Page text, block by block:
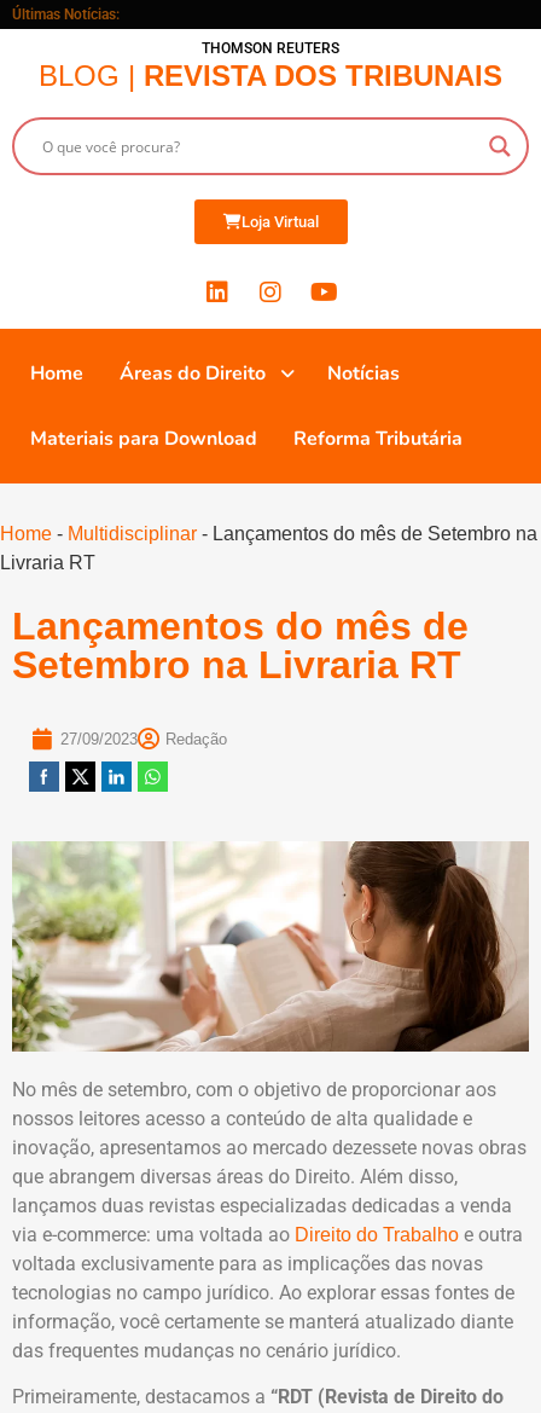
Últimas Notícias:
THOMSON REUTERS
BLOG | REVISTA DOS TRIBUNAIS
Loja Virtual
Home Áreas do Direito Notícias
Materiais para Download Reforma Tributária
Home - Multidisciplinar - Lançamentos do mês de Setembro na
Livraria RT
Lançamentos do mês de
Setembro na Livraria RT
27/09/2023 Redação
No mês de setembro, com o objetivo de proporcionar aos
nossos leitores acesso a conteúdo de alta qualidade e
inovação, apresentamos ao mercado dezessete novas obras
que abrangem diversas áreas do Direito. Além disso,
lançamos duas revistas especializadas dedicadas a venda
via e-commerce: uma voltada ao Direito do Trabalho e outra
voltada exclusivamente para as implicações das novas
tecnologias no campo jurídico. Ao explorar essas fontes de
informação, você certamente se manterá atualizado diante
das frequentes mudanças no cenário jurídico.
Primeiramente, destacamos a “RDT (Revista de Direito do